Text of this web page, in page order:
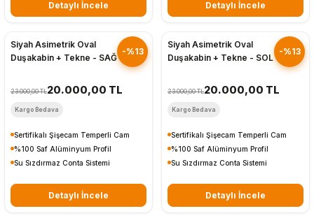
Detaylı İncele Detaylı İncele
-%13
Siyah Asimetrik Oval
Duşakabin + Tekne - SAĞ
23.000,00 TL20.000,00 TL
Kargo Bedava
Sertifikalı Şişecam Temperli Cam
%100 Saf Alüminyum Profil
Su Sızdırmaz Conta Sistemi
Detaylı İncele
-%13
Siyah Asimetrik Oval
Duşakabin + Tekne - SOL
23.000,00 TL20.000,00 TL
Kargo Bedava
Sertifikalı Şişecam Temperli Cam
%100 Saf Alüminyum Profil
Su Sızdırmaz Conta Sistemi
Detaylı İncele